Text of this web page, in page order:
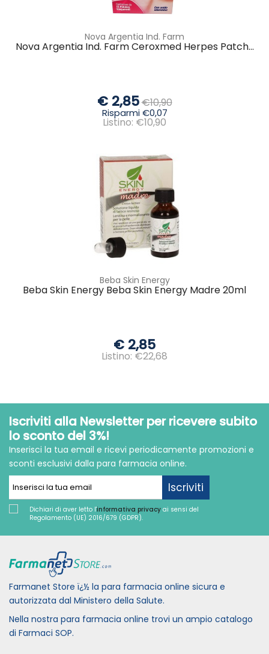
Nova Argentia Ind. Farm
Nova Argentia Ind. Farm Ceroxmed Herpes Patch...
€ 2,85€10,90
Risparmi €0,07
Listino: €10,90
Beba Skin Energy
Beba Skin Energy Beba Skin Energy Madre 20ml
€ 2,85
Listino: €22,68
Iscriviti alla Newsletter per ricevere subito
lo sconto del 3%!
Inserisci la tua email e ricevi periodicamente promozioni e
sconti esclusivi dalla para farmacia online.
Iscriviti
Dichiari di aver letto l'informativa privacy ai sensi del
Regolamento (UE) 2016/679 (GDPR).
Farmanet Store ï¿½ la para farmacia online sicura e
autorizzata dal Ministero della Salute.
Nella nostra para farmacia online trovi un ampio catalogo
di Farmaci SOP.